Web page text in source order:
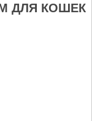
ДЛЯ КОШЕК